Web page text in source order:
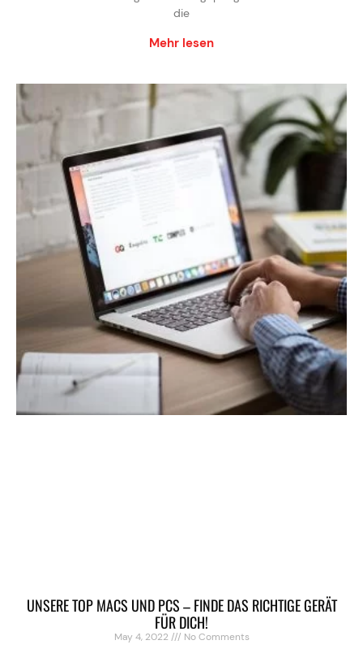
die
Mehr lesen
UNSERE TOP MACS UND PCS – FINDE DAS RICHTIGE GERÄT
FÜR DICH!
May 4, 2022 No Comments